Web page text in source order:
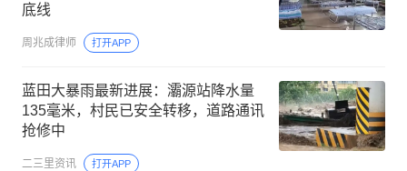
底线
周兆成律师 打开APP
蓝田大暴雨最新进展：灞源站降水量
135毫米，村民已安全转移，道路通讯
抢修中
二三里资讯 打开APP